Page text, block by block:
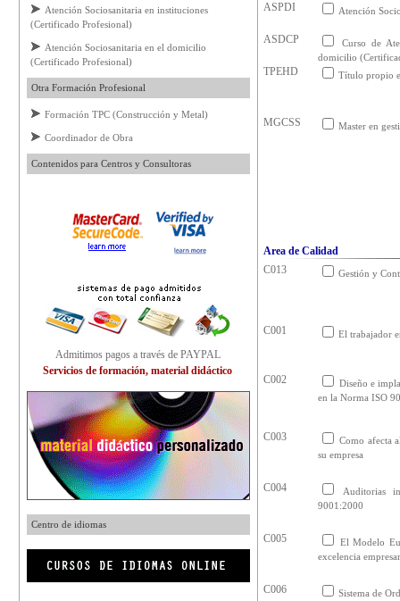
Atención Sociosanitaria en instituciones
(Certificado Profesional)
Atención Sociosanitaria en el domicilio
(Certificado Profesional)
Otra Formación Profesional
Formación TPC (Construcción y Metal)
Coordinador de Obra
Contenidos para Centros y Consultoras
Admitimos pagos a través de PAYPAL
Servicios de formación, material didáctico
Centro de idiomas
ASPDI Atención
ASDCP
Curso de
domicilio
TPEHD Título propio
MGCSS Master en
Area de Calidad
C013
Gestión y
C001 El trabajador
C002
Diseño e
en la Norma ISO
C003
Como afecta
su empresa
C004
Auditorias
9001:2000
C005
El Modelo
excelencia
C006 Sistema de